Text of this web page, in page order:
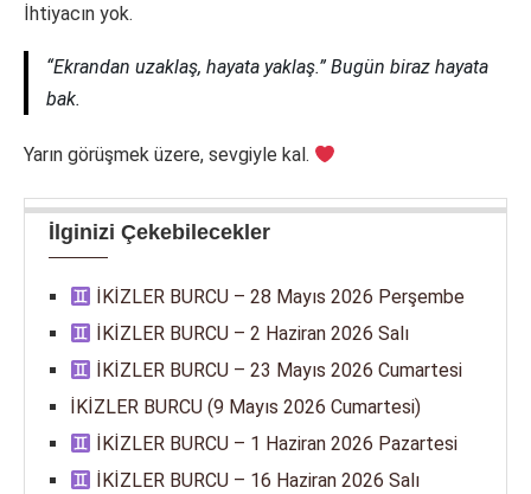
İhtiyacın yok.
“Ekrandan uzaklaş, hayata yaklaş.” Bugün biraz hayata
bak.
Yarın görüşmek üzere, sevgiyle kal.
İlginizi Çekebilecekler
İKİZLER BURCU – 28 Mayıs 2026 Perşembe
İKİZLER BURCU – 2 Haziran 2026 Salı
İKİZLER BURCU – 23 Mayıs 2026 Cumartesi
İKİZLER BURCU (9 Mayıs 2026 Cumartesi)
İKİZLER BURCU – 1 Haziran 2026 Pazartesi
İKİZLER BURCU – 16 Haziran 2026 Salı